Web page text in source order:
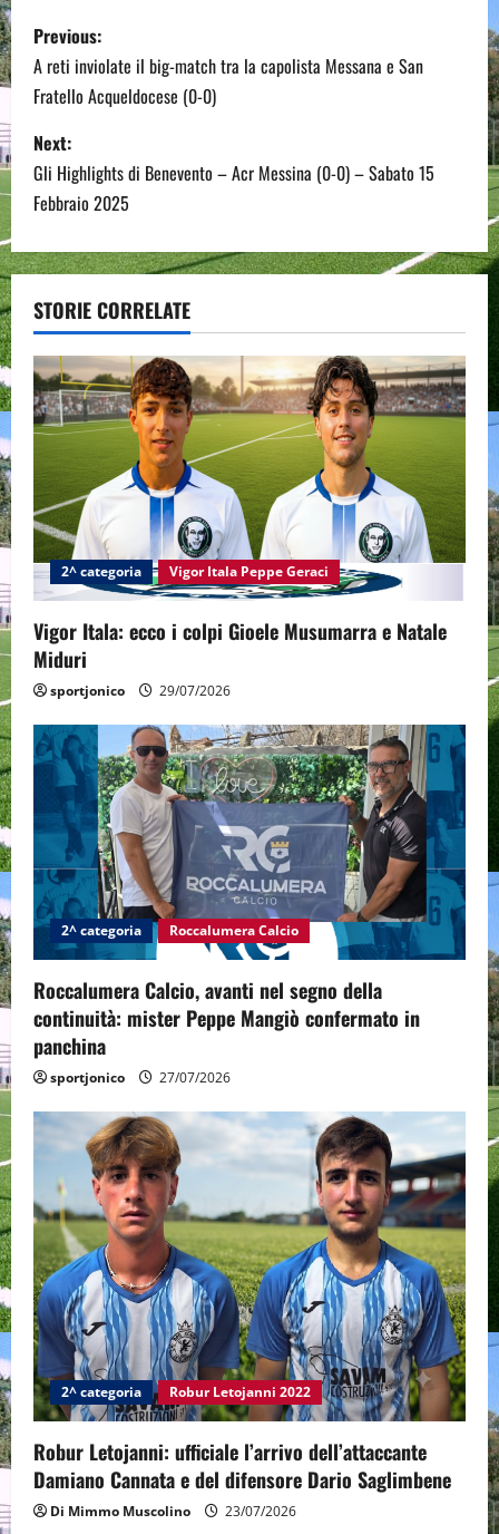
P
o
s
t
n
a
v
i
g
a
t
i
o
n
Previous:
A reti inviolate il big-match tra la capolista Messana e San
Fratello Acqueldocese (0-0)
Next:
Gli Highlights di Benevento – Acr Messina (0-0) – Sabato 15
Febbraio 2025
STORIE CORRELATE
2^ categoria Vigor Itala Peppe Geraci
Vigor Itala: ecco i colpi Gioele Musumarra e Natale
Miduri
sportjonico 29/07/2026
2^ categoria Roccalumera Calcio
Roccalumera Calcio, avanti nel segno della
continuità: mister Peppe Mangiò confermato in
panchina
sportjonico 27/07/2026
2^ categoria Robur Letojanni 2022
Robur Letojanni: ufficiale l’arrivo dell’attaccante
Damiano Cannata e del difensore Dario Saglimbene
Di Mimmo Muscolino 23/07/2026